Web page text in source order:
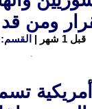
ومن قد
قبل 1 شهر | القسم: